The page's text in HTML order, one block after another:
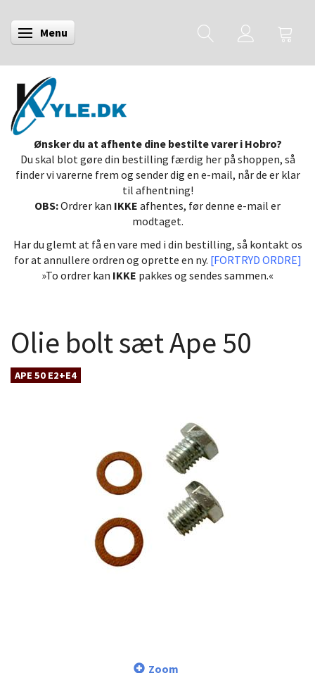
Skifte navigation
Menu
Ønsker du at afhente dine bestilte varer i Hobro?
Du skal blot gøre din bestilling færdig her på shoppen, så
finder vi varerne frem og sender dig en e-mail, når de er klar
til afhentning!
OBS:Ordrer kan IKKE afhentes, før denne e-mail er
modtaget.
Har du glemt at få en vare med i din bestilling, så kontakt os
for at annullere ordren og oprette en ny. [FORTRYD ORDRE]
»To ordrer kan IKKE pakkes og sendes sammen.«
Olie bolt sæt Ape 50
APE 50 E2+E4
Zoom